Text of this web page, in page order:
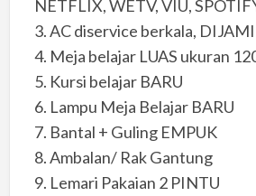
NETFLIX, WETV, VIU,
3. AC diservice berkala,
4. Meja belajar LUAS ukuran
5. Kursi belajar BARU
6. Lampu Meja Belajar BARU
7. Bantal + Guling EMPUK
8. Ambalan/ Rak Gantung
9. Lemari Pakaian 2 PINTU